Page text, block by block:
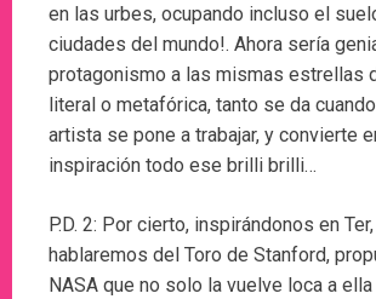
en las urbes, ocupando incluso el
ciudades del mundo!. Ahora sería
protagonismo a las mismas estrellas
literal o metafórica, tanto se da
artista se pone a trabajar, y convierte
inspiración todo ese brilli brilli…
P.D. 2: Por cierto, inspirándonos en
hablaremos del Toro de Stanford,
NASA que no solo la vuelve loca a